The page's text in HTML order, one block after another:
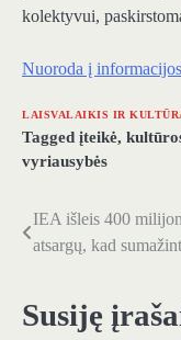
kolektyvui,
Nuoroda į
LAISVALAIKIS IR
Tagged įteikė,
vyriausybės
Navigacija
tarp
įrašų
IEA išleis 400
atsargų, kad
Susiję